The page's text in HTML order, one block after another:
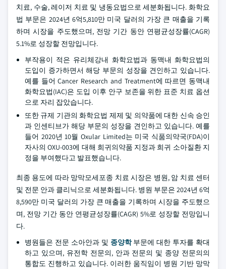
치료, 수술, 레이저 치료 및 냉동요법으로 세분화됩니다. 화학요
법 부문은 2024년 6억5,810만 미국 달러의 가장 큰 매출을 기록
하며 시장을 주도했으며, 전망 기간 동안 연평균성장률(CAGR)
5.1%로 성장할 전망입니다.
부작용이 적은 유리체강내 화학요법과 동맥내 화학요법의
도입이 증가하면서 해당 부문의 성장을 견인하고 있습니다.
예를 들어 Cancer Research and Treatment에 따르면 동맥내
화학요법(IAC)은 도입 이후 안구 보존을 위한 표준 치료 옵션
으로 자리 잡았습니다.
또한 규제 기관의 화학요법 제제 및 의약품에 대한 신속 승인
과 인센티브가 해당 부문의 성장을 견인하고 있습니다. 예를
들어 2020년 10월 Oxular Limited는 미국 식품의약국(FDA)이
자사의 OXU-003에 대해 희귀의약품 지정과 희귀 소아질환 지
정을 부여했다고 발표했습니다.
최종 용도에 따라 망막모세포종 치료 시장은 병원, 암 치료 센터
및 전문 안과 클리닉으로 세분화됩니다. 병원 부문은 2024년 6억
8,590만 미국 달러의 가장 큰 매출을 기록하며 시장을 주도했으
며, 전망 기간 동안 연평균성장률(CAGR) 5%로 성장할 전망입니
다.
병원들은 전문 소아안과 및 종양학부문에 대한 투자를 확대
하고 있으며, 유전학 전문의, 안과 전문의 및 종양 전문의의
통합도 진행하고 있습니다. 이러한 움직임이 병원 기반 망막